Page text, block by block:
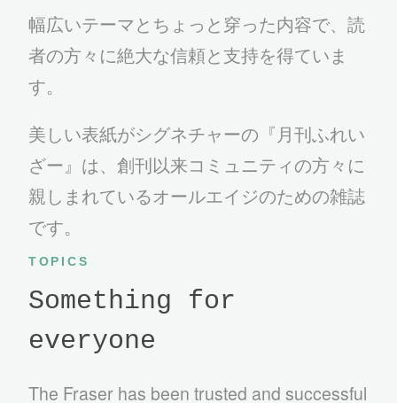
幅広いテーマとちょっと穿った内容で、読
者の方々に絶大な信頼と支持を得ていま
す。
美しい表紙がシグネチャーの『月刊ふれい
ざー』は、創刊以来コミュニティの方々に
親しまれているオールエイジのための雑誌
です。
TOPICS
Something for
everyone
The Fraser has been trusted and successful